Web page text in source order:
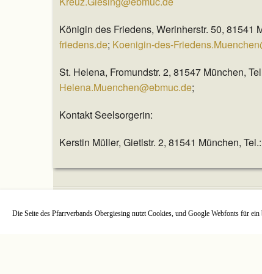
Königin des Friedens, Werinherstr. 50, 81541
friedens.de; Koenigin-des-
St. Helena, Fromundstr. 2, 81547 München,
Helena.Muenchen@ebmuc.de;
Kontakt Seelsorgerin:
Kerstin Müller, Gietlstr. 2, 81541 München,
Die Seite des Pfarrverbands Obergiesing nutzt Cookies, und Google Webfonts für